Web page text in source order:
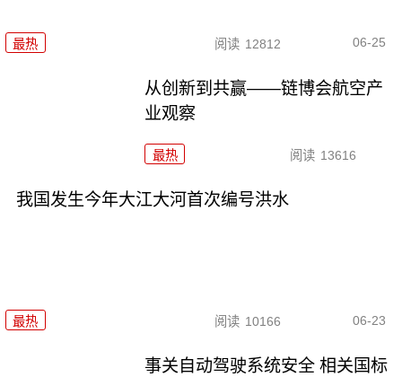
最热 阅读 12812 06-25
从创新到共赢——链博会航空产
业观察
最热 阅读 13616
我国发生今年大江大河首次编号洪水
最热 阅读 10166 06-23
事关自动驾驶系统安全 相关国标